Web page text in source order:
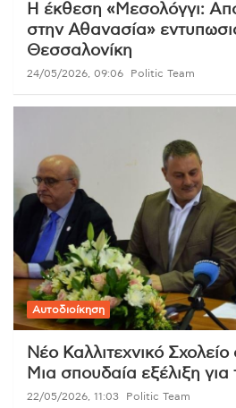
Η έκθεση «Μεσολόγγι:
στην Αθανασία»
Θεσσαλονίκη
24/05/2026, 09:06 Politic Team
Αυτοδιοίκηση
Νέο Καλλιτεχνικό
Μια σπουδαία εξέλιξη για
22/05/2026, 11:03 Politic Team